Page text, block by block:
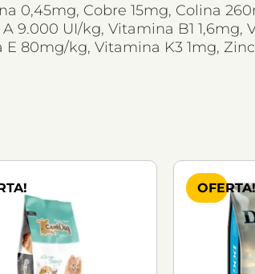
0,45mg, Cobre 15mg, Colina
9.000 UI/kg, Vitamina B1 1,6mg,
80mg/kg, Vitamina K3 1mg,
OFERTA!